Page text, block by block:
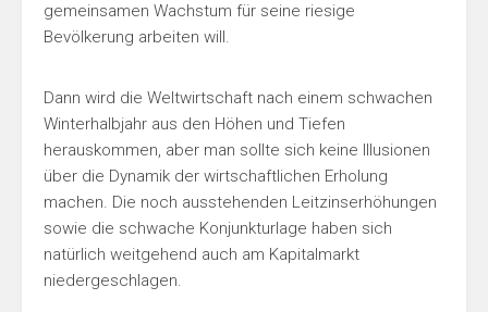
gemeinsamen Wachstum für seine riesige
Bevölkerung arbeiten will.
Dann wird die Weltwirtschaft nach einem schwachen
Winterhalbjahr aus den Höhen und Tiefen
herauskommen, aber man sollte sich keine Illusionen
über die Dynamik der wirtschaftlichen Erholung
machen. Die noch ausstehenden Leitzinserhöhungen
sowie die schwache Konjunkturlage haben sich
natürlich weitgehend auch am Kapitalmarkt
niedergeschlagen.